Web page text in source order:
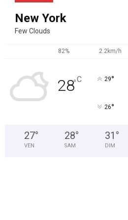
New York
Few Clouds
82% 2.2km/h
28°C 29°
26°
27°
VEN
28°
SAM
31 °
DIM